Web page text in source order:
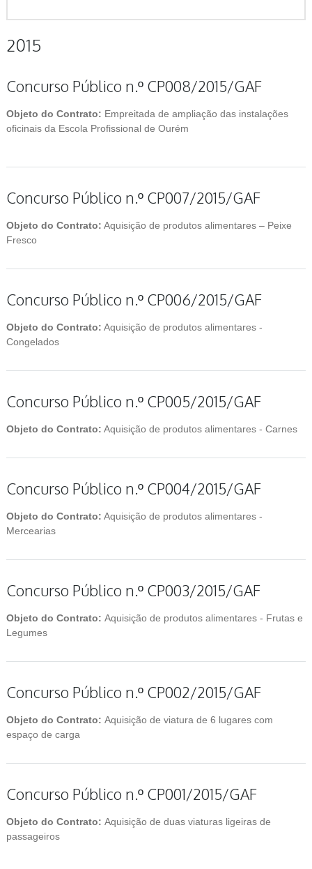
2015
Concurso Público n.º CP008/2015/GAF
Objeto do Contrato: Empreitada de ampliação das instalações
oficinais da Escola Profissional de Ourém
Concurso Público n.º CP007/2015/GAF
Objeto do Contrato: Aquisição de produtos alimentares – Peixe
Fresco
Concurso Público n.º CP006/2015/GAF
Objeto do Contrato: Aquisição de produtos alimentares -
Congelados
Concurso Público n.º CP005/2015/GAF
Objeto do Contrato: Aquisição de produtos alimentares - Carnes
Concurso Público n.º CP004/2015/GAF
Objeto do Contrato: Aquisição de produtos alimentares -
Mercearias
Concurso Público n.º CP003/2015/GAF
Objeto do Contrato: Aquisição de produtos alimentares - Frutas e
Legumes
Concurso Público n.º CP002/2015/GAF
Objeto do Contrato: Aquisição de viatura de 6 lugares com
espaço de carga
Concurso Público n.º CP001/2015/GAF
Objeto do Contrato: Aquisição de duas viaturas ligeiras de
passageiros